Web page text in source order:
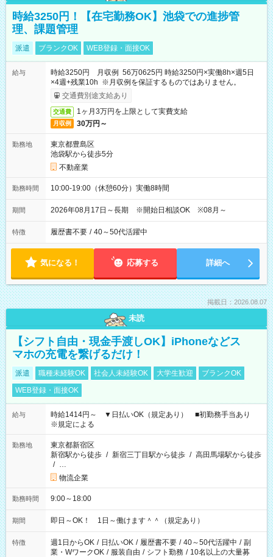
時給3250円！【在宅勤務OK】池袋での進捗管
理、課題管理
派遣 ブランクOK WEB登録・面接OK
給与
時給3250円 月収例 56万0625円 時給3250円×実働8h×週5日
×4週+残業10h ※月収例を保証するものではありません。
交通費別途支給あり
交通費 1ヶ月3万円を上限として実費支給
月収例 30万円～
勤務地
東京都豊島区
池袋駅から徒歩5分
不動産業
勤務時間 10:00-19:00（休憩60分）実働8時間
期間 2026年08月17日～長期 ※開始日相談OK ※08月～
特徴 履歴書不要 / 40～50代活躍中
気になる！ 応募する 詳細へ
掲載日：2026.08.07
未読
【シフト自由・現金手渡しOK】iPhoneなどス
マホの充電を繋げるだけ！
派遣 職種未経験OK 社会人未経験OK 大学生歓迎
ブランクOK
WEB登録・面接OK
給与
時給1414円～ ▼日払いOK（規定あり） ■初勤務手当あり
※規定による
勤務地
東京都新宿区
新宿駅から徒歩 / 新宿三丁目駅から徒歩 / 高田馬場駅から徒歩
/ …
物流企業
勤務時間 9:00～18:00
期間 即日～OK！ 1日～働けます＾＾（規定あり）
特徴 週1日からOK / 日払いOK / 履歴書不要 / 40～50代活躍中 / 副
業・WワークOK / 服装自由 / シフト勤務 / 10名以上の大量募